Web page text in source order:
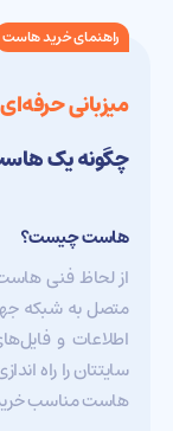
راهنمای خرید هاست
میزبانی
چگونه یک
هاست چیست؟
متصل به شبکه
اطلاعات و
سایتتان را راه
هاست مناسب